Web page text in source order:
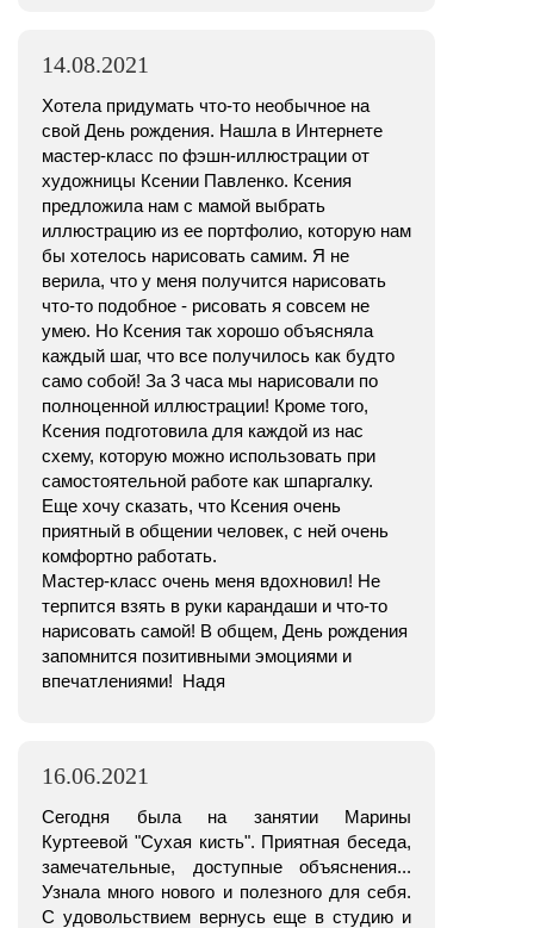
14.08.2021
Хотела придумать что-то необычное на
свой День рождения. Нашла в Интернете
мастер-класс по фэшн-иллюстрации от
художницы Ксении Павленко. Ксения
предложила нам с мамой выбрать
иллюстрацию из ее портфолио, которую нам
бы хотелось нарисовать самим. Я не
верила, что у меня получится нарисовать
что-то подобное - рисовать я совсем не
умею. Но Ксения так хорошо объясняла
каждый шаг, что все получилось как будто
само собой! За 3 часа мы нарисовали по
полноценной иллюстрации! Кроме того,
Ксения подготовила для каждой из нас
схему, которую можно использовать при
самостоятельной работе как шпаргалку.
Еще хочу сказать, что Ксения очень
приятный в общении человек, с ней очень
комфортно работать.
Мастер-класс очень меня вдохновил! Не
терпится взять в руки карандаши и что-то
нарисовать самой! В общем, День рождения
запомнится позитивными эмоциями и
впечатлениями! Надя
16.06.2021
Сегодня была на занятии Марины
Куртеевой "Сухая кисть". Приятная беседа,
замечательные, доступные объяснения...
Узнала много нового и полезного для себя.
С удовольствием вернусь еще в студию и